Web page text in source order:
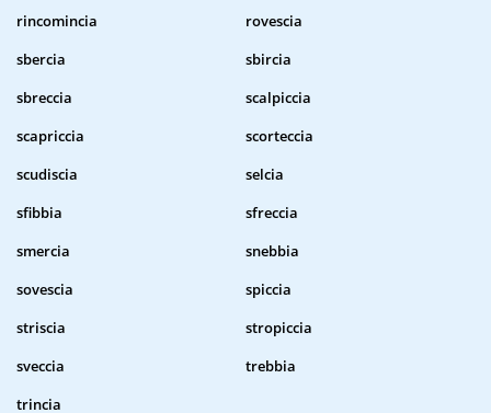
rincomincia
rovescia
sbercia
sbircia
sbreccia
scalpiccia
scapriccia
scorteccia
scudiscia
selcia
sfibbia
sfreccia
smercia
snebbia
sovescia
spiccia
striscia
stropiccia
sveccia
trebbia
trincia